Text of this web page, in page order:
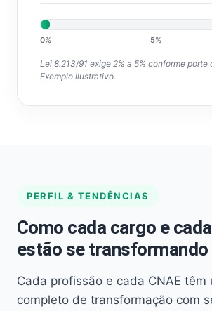
0% 5%
Lei 8.213/91 exige 2% a 5% conforme porte
Exemplo ilustrativo.
PERFIL & TENDÊNCIAS
Como cada cargo e
estão se transformando
Cada profissão e cada CNAE têm
completo de transformação com